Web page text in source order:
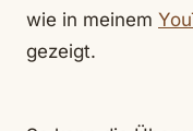
wie in meinem
gezeigt.